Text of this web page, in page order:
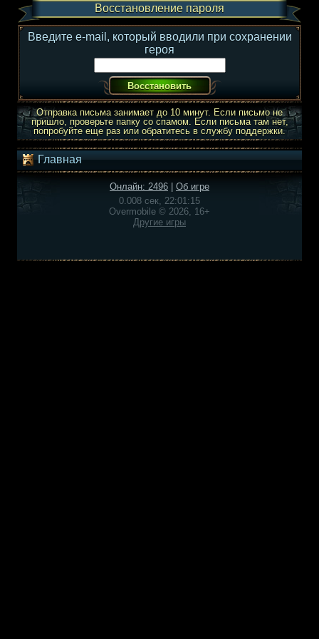
Восстановление пароля
Введите e-mail, который вводили при сохранении
героя
Отправка письма занимает до 10 минут. Если письмо не
пришло, проверьте папку со спамом. Если письма там нет,
попробуйте еще раз или обратитесь в службу поддержки.
Главная
Онлайн: 2496
Об игре
0.008 сек, 22:01:15
Overmobile © 2026, 16+
Другие игры